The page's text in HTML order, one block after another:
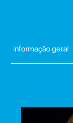
informação geral